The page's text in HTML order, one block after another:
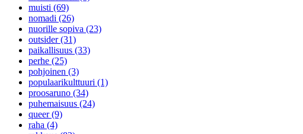
muisti (69)
nomadi (26)
nuorille sopiva (23)
outsider (31)
paikallisuus (33)
perhe (25)
pohjoinen (3)
populaarikulttuuri (1)
proosaruno (34)
puhemaisuus (24)
queer (9)
raha (4)